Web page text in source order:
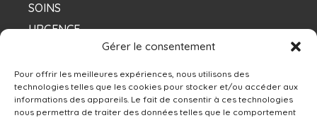
Gérer le consentement
Pour offrir les meilleures expériences, nous utilisons des
technologies telles que les cookies pour stocker et/ou accéder aux
informations des appareils. Le fait de consentir à ces technologies
nous permettra de traiter des données telles que le comportement
SOINS
URGENCE
NOS DENTISTES
Contacts